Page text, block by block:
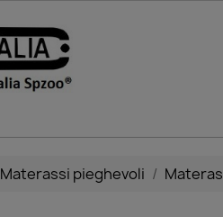
Materassi pieghevoli